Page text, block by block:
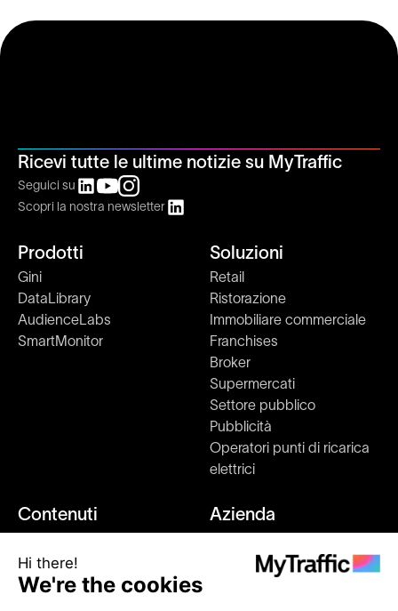
Ricevi tutte le ultime notizie su MyTraffic
Seguici su
Scopri la nostra newsletter
Prodotti
Gini
DataLibrary
AudienceLabs
SmartMonitor
Soluzioni
Retail
Ristorazione
Immobiliare commerciale
Franchises
Broker
Supermercati
Settore pubblico
Pubblicità
Operatori punti di ricarica
elettrici
Contenuti
Ricerche di mercato
Blog
Clienti
Azienda
Su di noi
Kit stampa e media
Come funziona